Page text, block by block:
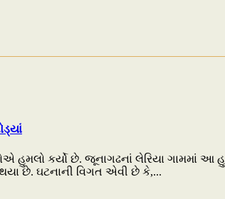
કર્યો છે. જૂનાગઢનાં લેરિયા ગામમાં આ
છે. ઘટનાની વિગત એવી છે કે,...